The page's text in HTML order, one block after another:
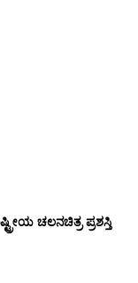
ಚಲನಚಿತ್ರ ಪ್ರಶಸ್ತಿ